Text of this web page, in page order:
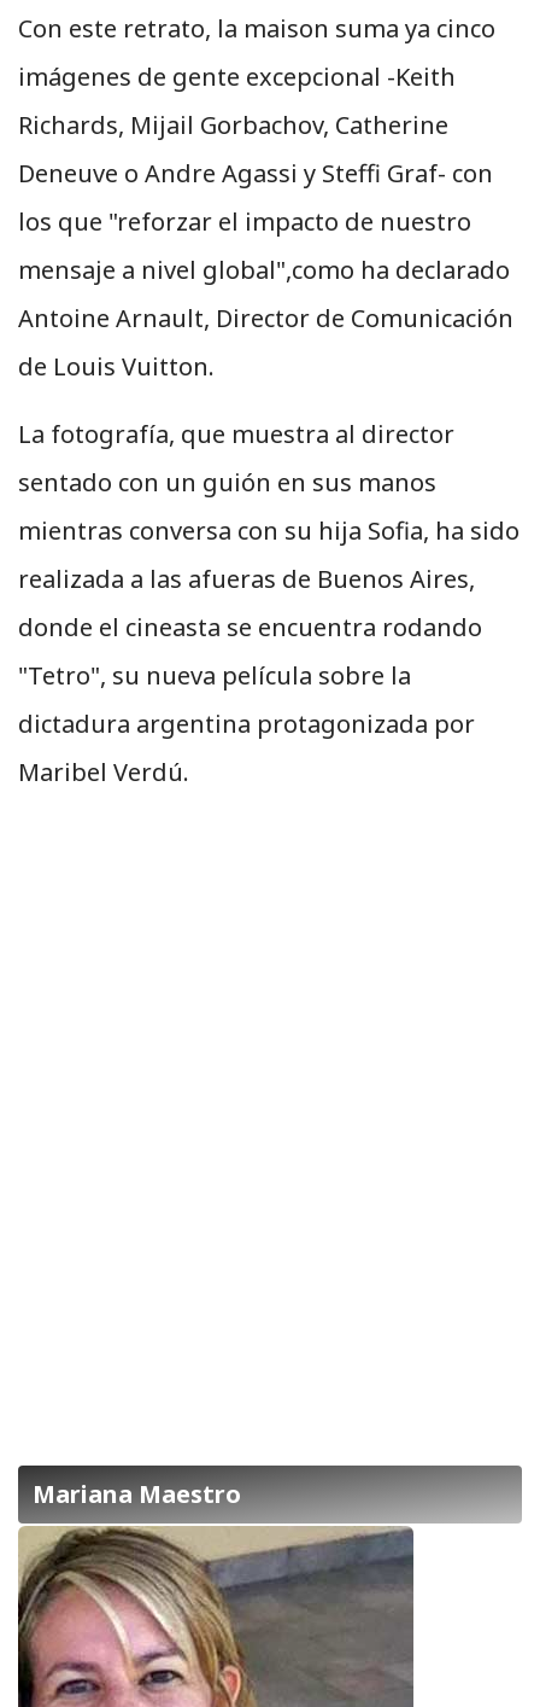
Con este retrato, la maison suma ya cinco
imágenes de gente excepcional -Keith
Richards, Mijail Gorbachov, Catherine
Deneuve o Andre Agassi y Steffi Graf- con
los que "reforzar el impacto de nuestro
mensaje a nivel global",como ha declarado
Antoine Arnault, Director de Comunicación
de Louis Vuitton.
La fotografía, que muestra al director
sentado con un guión en sus manos
mientras conversa con su hija Sofia, ha sido
realizada a las afueras de Buenos Aires,
donde el cineasta se encuentra rodando
"Tetro", su nueva película sobre la
dictadura argentina protagonizada por
Maribel Verdú.
Mariana Maestro